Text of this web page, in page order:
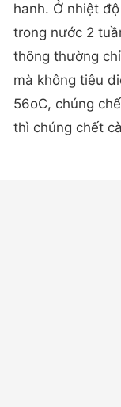
hanh. Ở nhiệt
trong nước 2
thông thường
mà không tiêu
56oC, chúng
thì chúng chết